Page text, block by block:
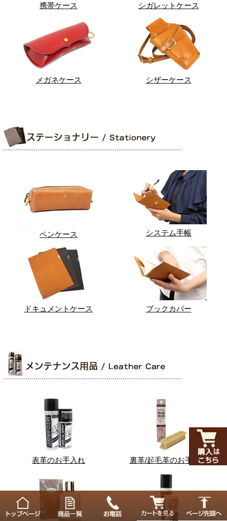
携帯ケース シガレットケース
メガネケース シザーケース
ペンケース システム手帳
ドキュメントケース ブックカバー
表革のお手入れ 裏革/起毛革のお手入れ